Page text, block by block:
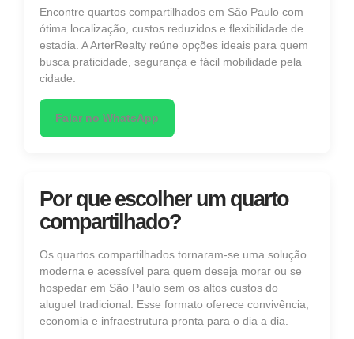
Encontre quartos compartilhados em São Paulo com
ótima localização, custos reduzidos e flexibilidade de
estadia. A ArterRealty reúne opções ideais para quem
busca praticidade, segurança e fácil mobilidade pela
cidade.
Falar no WhatsApp
Por que escolher um quarto
compartilhado?
Os quartos compartilhados tornaram-se uma solução
moderna e acessível para quem deseja morar ou se
hospedar em São Paulo sem os altos custos do
aluguel tradicional. Esse formato oferece convivência,
economia e infraestrutura pronta para o dia a dia.